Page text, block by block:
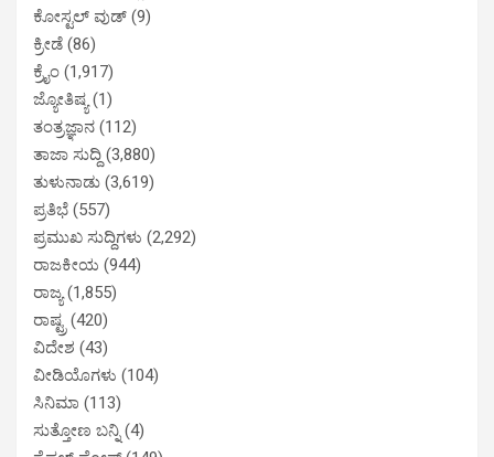
ಕೋಸ್ಟಲ್ ವುಡ್ (9)
ಕ್ರೀಡೆ (86)
ಕ್ರೈಂ (1,917)
ಜ್ಯೋತಿಷ್ಯ(1)
ತಂತ್ರಜ್ಞಾನ (112)
ತಾಜಾ ಸುದ್ದಿ (3,880)
ತುಳುನಾಡು (3,619)
ಪ್ರತಿಭೆ (557)
ಪ್ರಮುಖ ಸುದ್ದಿಗಳು (2,292)
ರಾಜಕೀಯ (944)
ರಾಜ್ಯ(1,855)
ರಾಷ್ಟ್ರ (420)
ವಿದೇಶ (43)
ವೀಡಿಯೊಗಳು (104)
ಸಿನಿಮಾ (113)
ಸುತ್ತೋಣ ಬನ್ನಿ(4)